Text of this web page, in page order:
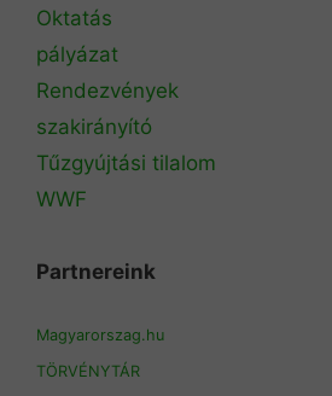
Oktatás
pályázat
Rendezvények
szakirányító
Tűzgyújtási tilalom
WWF
Partnereink
Magyarorszag.hu
TÖRVÉNYTÁR